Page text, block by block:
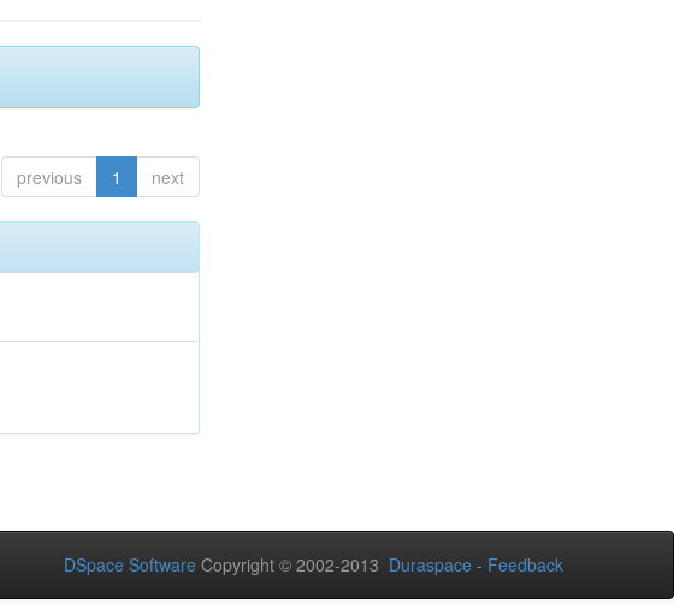
previous 1 next
DSpace Software Copyright © 2002-2013 Duraspace - Feedback